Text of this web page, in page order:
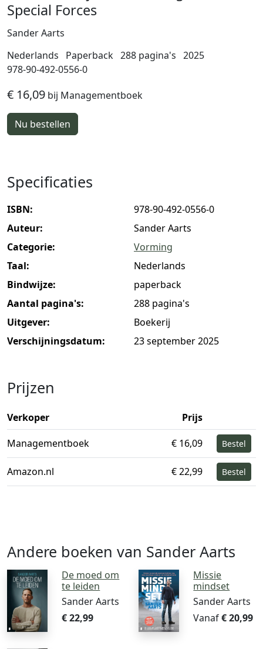
Special Forces
Sander Aarts
Nederlands
Paperback 288 pagina's 2025
978-90-492-0556-0
€ 16,09 bij Managementboek
Nu bestellen
Specificaties
ISBN:
978-90-492-0556-0
Auteur:
Sander Aarts
Categorie:
Vorming
Taal:
Nederlands
Bindwijze:
paperback
Aantal pagina's:
288 pagina's
Uitgever:
Boekerij
Verschijningsdatum:
23 september 2025
Prijzen
Verkoper
Prijs
Managementboek
€ 16,09 Bestel
Amazon.nl € 22,99 Bestel
Andere boeken van Sander Aarts
De moed om
te leiden
Sander Aarts
€ 22,99
Missie
mindset
Sander Aarts
Vanaf€ 20,99